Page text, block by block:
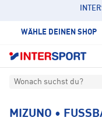
WÄHLE DEINEN SHOP
Wonach suchst du?
MIZUNO •